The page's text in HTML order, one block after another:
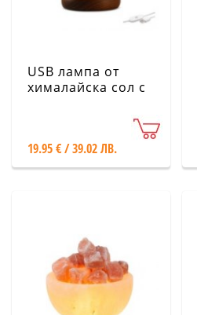
USB лампа от
хималайска сол с
цветове - 1,7 кг с
19.95 € / 39.02 ЛВ.